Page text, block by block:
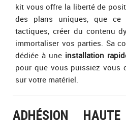
kit vous offre la liberté de
des plans uniques, que
tactiques, créer du contenu
immortaliser vos parties. Sa
dédiée à une installation
pour que vous puissiez vous
sur votre matériel.
ADHÉSION HAUTE